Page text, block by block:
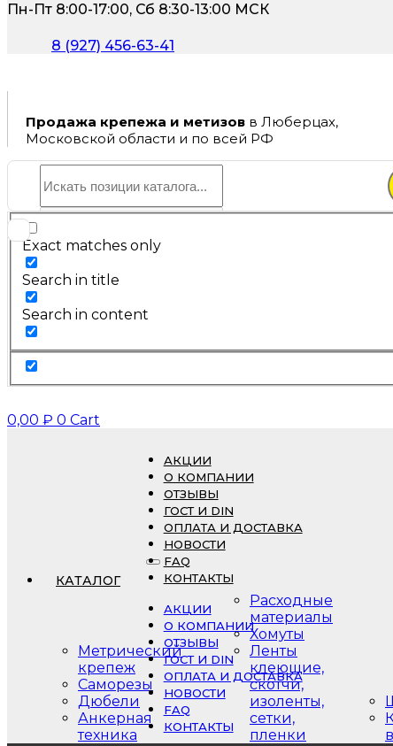
Пн-Пт 8:00-17:00, Сб 8:30-13:00 МСК
8 (927) 456-63-41
Продажа крепежа и метизов в Люберцах,
Московской области и по всей РФ
Exact matches only
Search in title
Search in content
0,00 ₽ 0 Cart
КАТАЛОГ
Метрический
крепеж
Саморезы
Дюбели
Анкерная
техника
Расходные
материалы
Хомуты
Ленты
клеющие,
скотчи,
изоленты,
сетки,
пленки
АКЦИИ
О КОМПАНИИ
ОТЗЫВЫ
ГОСТ И DIN
ОПЛАТА И ДОСТАВКА
НОВОСТИ
FAQ
КОНТАКТЫ
АКЦИИ
О КОМПАНИИ
ОТЗЫВЫ
ГОСТ И DIN
ОПЛАТА И ДОСТАВКА
НОВОСТИ
FAQ
КОНТАКТЫ